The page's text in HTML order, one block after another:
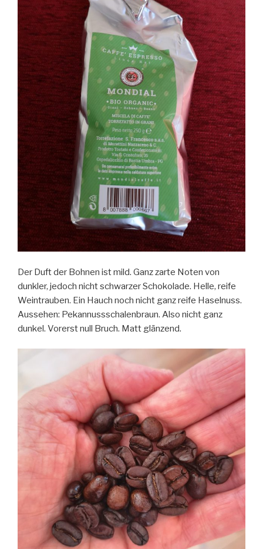
Der Duft der Bohnen ist mild. Ganz zarte Noten von
dunkler, jedoch nicht schwarzer Schokolade. Helle, reife
Weintrauben. Ein Hauch noch nicht ganz reife Haselnuss.
Aussehen: Pekannussschalenbraun. Also nicht ganz
dunkel. Vorerst null Bruch. Matt glänzend.